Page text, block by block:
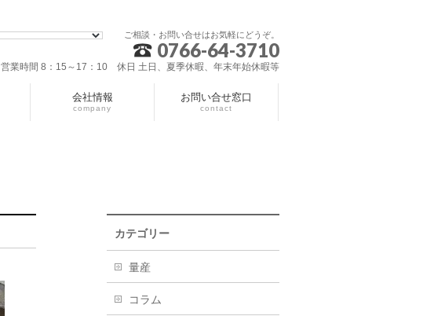
ご相談・お問い合せはお気軽にどうぞ。
0766-64-3710
営業時間 8：15～17：10 休日 土日、夏季休暇、年末年始休暇等
会社情報
company
お問い合せ窓口
contact
カテゴリー
量産
コラム